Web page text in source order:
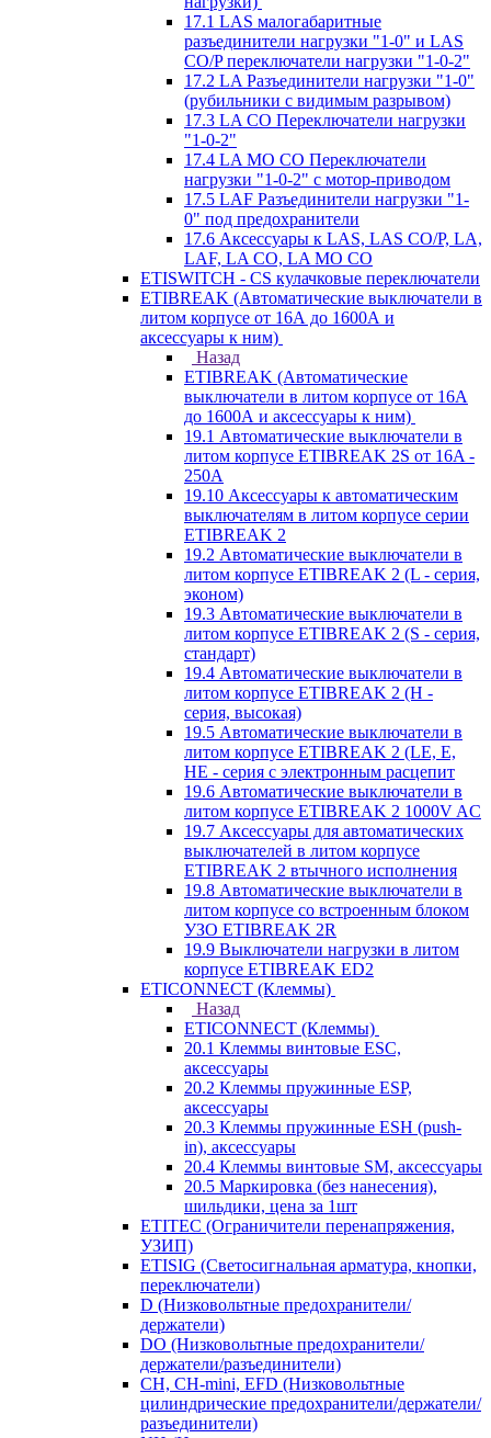
17.1 LAS малогабаритные
разъединители нагрузки "1-0" и LAS
CO/P переключатели нагрузки "1-0-2"
17.2 LA Разъединители нагрузки "1-0"
(рубильники с видимым разрывом)
17.3 LA CO Переключатели нагрузки
"1-0-2"
17.4 LA MO CO Переключатели
нагрузки "1-0-2" с мотор-приводом
17.5 LAF Разъединители нагрузки "1-
0" под предохранители
17.6 Аксессуары к LAS, LAS CO/P, LA,
LAF, LA CO, LA MO CO
ETISWITCH - CS кулачковые переключатели
ETIBREAK (Автоматические выключатели в
литом корпусе от 16А до 1600А и
аксессуары к ним)
Назад
ETIBREAK (Автоматические
выключатели в литом корпусе от 16А
до 1600А и аксессуары к ним)
19.1 Автоматические выключатели в
литом корпусе ETIBREAK 2S от 16A -
250A
19.10 Аксессуары к автоматическим
выключателям в литом корпусе серии
ETIBREAK 2
19.2 Автоматические выключатели в
литом корпусе ETIBREAK 2 (L - серия,
эконом)
19.3 Автоматические выключатели в
литом корпусе ETIBREAK 2 (S - серия,
стандарт)
19.4 Автоматические выключатели в
литом корпусе ETIBREAK 2 (H -
серия, высокая)
19.5 Автоматические выключатели в
литом корпусе ETIBREAK 2 (LE, E,
HE - серия с электронным расцепит
19.6 Автоматические выключатели в
литом корпусе ETIBREAK 2 1000V AC
19.7 Аксессуары для автоматических
выключателей в литом корпусе
ETIBREAK 2 втычного исполнения
19.8 Автоматические выключатели в
литом корпусе со встроенным блоком
УЗО ETIBREAK 2R
19.9 Выключатели нагрузки в литом
корпусе ETIBREAK ED2
ETICONNECT (Клеммы)
Назад
ETICONNECT (Клеммы)
20.1 Клеммы винтовые ESC,
аксессуары
20.2 Клеммы пружинные ESP,
аксессуары
20.3 Клеммы пружинные ESH (push-
in), аксессуары
20.4 Клеммы винтовые SM, аксессуары
20.5 Маркировка (без нанесения),
шильдики, цена за 1шт
ETITEC (Ограничители перенапряжения,
УЗИП)
ETISIG (Светосигнальная арматура, кнопки,
переключатели)
D (Низковольтные предохранители/
держатели)
DO (Низковольтные предохранители/
держатели/разъединители)
CH, CH-mini, EFD (Низковольтные
цилиндрические предохранители/держатели/
разъединители)